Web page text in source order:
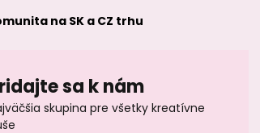
na SK a CZ trhu
sa k nám
skupina pre všetky kreatívne